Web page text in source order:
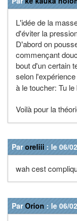
L'idée de la
d'éviter la
D'abord on
commençant
bout d'un certain
selon l'expérience
à le toucher: Tu
Voilà pour la
Paroreliii : le 06/
wah cest
ParOrion : le 06/